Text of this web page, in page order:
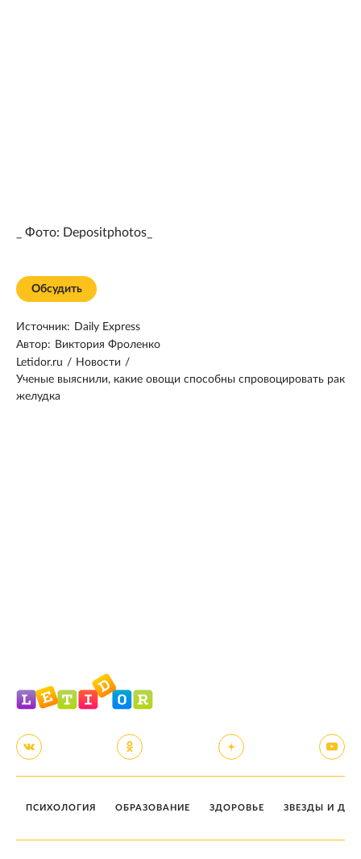
_ Фото: Depositphotos_
Обсудить
Источник: Daily Express
Автор: Виктория Фроленко
Letidor.ru / Новости /
Ученые выяснили, какие овощи способны спровоцировать рак
желудка
ПСИХОЛОГИЯ ОБРАЗОВАНИЕ ЗДОРОВЬЕ ЗВЕЗДЫ И